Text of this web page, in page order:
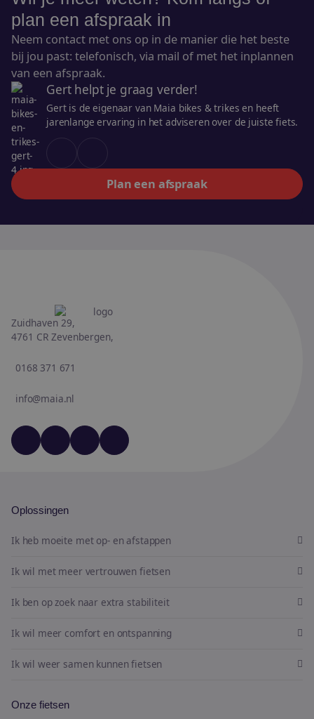
plan een afspraak in
Neem contact met ons op in de manier die het beste
bij jou past: telefonisch, via mail of met het inplannen
van een afspraak.
Gert helpt je graag verder!
Gert is de eigenaar van Maia bikes & trikes en heeft
jarenlange ervaring in het adviseren over de juiste fiets.
Plan een afspraak
Zuidhaven 29,
4761 CR Zevenbergen,
0168 371 671
info@maia.nl
YouTubeLinkedInFacebookInstagram
Oplossingen
Ik heb moeite met op- en afstappen
Ik wil met meer vertrouwen fietsen
Ik ben op zoek naar extra stabiliteit
Ik wil meer comfort en ontspanning
Ik wil weer samen kunnen fietsen
Onze fietsen